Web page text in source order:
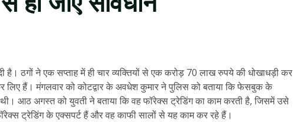
है। ठगों ने एक सप्ताह में ही चार व्यक्तियों से एक करोड़ 70 लाख रुपये की धोखाधड़ी कर
लिए हैं। मंगलवार को कोटद्वार के अवधेश कुमार ने पुलिस को बताया कि फेसबुक के
थी। आठ अगस्त को युवती ने बताया कि वह फॉरेक्स ट्रेडिंग का काम करती है, जिसमें उसे
ट्रेडिंग के एक्सपर्ट हैं और वह काफी सालों से यह काम कर रहे हैं।